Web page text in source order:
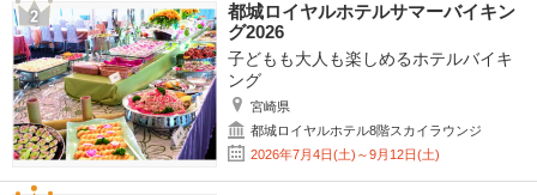
都城ロイヤルホテルサマーバイキン
グ2026
子どもも大人も楽しめるホテルバイキ
ング
宮崎県
都城ロイヤルホテル8階スカイラウンジ
2026年7月4日(土)～9月12日(土)